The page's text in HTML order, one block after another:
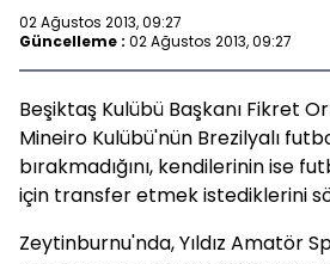
02 Ağustos 2013, 09:27
Güncelleme : 02 Ağustos 2013, 09:27
Beşiktaş Kulübü Başkanı Fikret
Mineiro Kulübü'nün Brezilyalı
bırakmadığını, kendilerinin ise
için transfer etmek istediklerini
Zeytinburnu'nda, Yıldız Amatör